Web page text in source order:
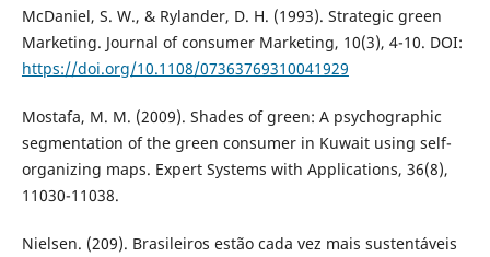
McDaniel, S. W., & Rylander, D. H. (1993). Strategic green
Marketing. Journal of consumer Marketing, 10(3), 4-10. DOI:
https://doi.org/10.1108/07363769310041929
Mostafa, M. M. (2009). Shades of green: A psychographic
segmentation of the green consumer in Kuwait using self-
organizing maps. Expert Systems with Applications, 36(8),
11030-11038.
Nielsen. (209). Brasileiros estão cada vez mais sustentáveis